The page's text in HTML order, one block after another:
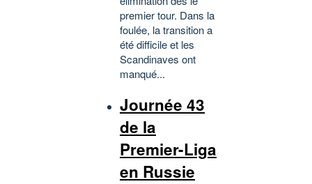
premier tour. Dans la
foulée, la transition a
été difficile et les
Scandinaves ont
manqué...
Journée 43
de la
Premier-Liga
en Russie